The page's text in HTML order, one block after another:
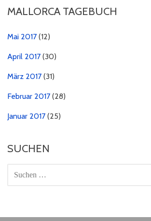
MALLORCA TAGEBUCH
Mai 2017 (12)
April 2017 (30)
März 2017 (31)
Februar 2017 (28)
Januar 2017 (25)
SUCHEN
NACH: